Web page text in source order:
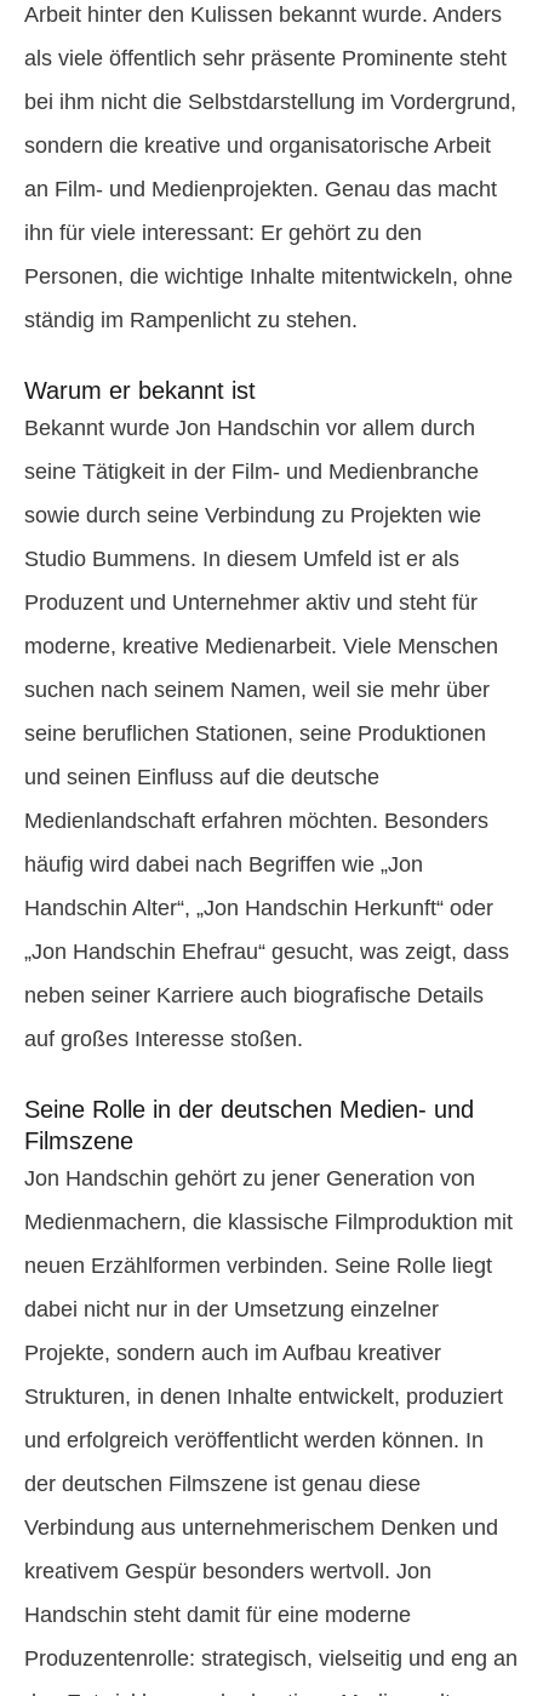
Arbeit hinter den Kulissen bekannt wurde. Anders
als viele öffentlich sehr präsente Prominente steht
bei ihm nicht die Selbstdarstellung im Vordergrund,
sondern die kreative und organisatorische Arbeit
an Film- und Medienprojekten. Genau das macht
ihn für viele interessant: Er gehört zu den
Personen, die wichtige Inhalte mitentwickeln, ohne
ständig im Rampenlicht zu stehen.
Warum er bekannt ist
Bekannt wurde Jon Handschin vor allem durch
seine Tätigkeit in der Film- und Medienbranche
sowie durch seine Verbindung zu Projekten wie
Studio Bummens. In diesem Umfeld ist er als
Produzent und Unternehmer aktiv und steht für
moderne, kreative Medienarbeit. Viele Menschen
suchen nach seinem Namen, weil sie mehr über
seine beruflichen Stationen, seine Produktionen
und seinen Einfluss auf die deutsche
Medienlandschaft erfahren möchten. Besonders
häufig wird dabei nach Begriffen wie „Jon
Handschin Alter“, „Jon Handschin Herkunft“ oder
„Jon Handschin Ehefrau“ gesucht, was zeigt, dass
neben seiner Karriere auch biografische Details
auf großes Interesse stoßen.
Seine Rolle in der deutschen Medien- und
Filmszene
Jon Handschin gehört zu jener Generation von
Medienmachern, die klassische Filmproduktion mit
neuen Erzählformen verbinden. Seine Rolle liegt
dabei nicht nur in der Umsetzung einzelner
Projekte, sondern auch im Aufbau kreativer
Strukturen, in denen Inhalte entwickelt, produziert
und erfolgreich veröffentlicht werden können. In
der deutschen Filmszene ist genau diese
Verbindung aus unternehmerischem Denken und
kreativem Gespür besonders wertvoll. Jon
Handschin steht damit für eine moderne
Produzentenrolle: strategisch, vielseitig und eng an